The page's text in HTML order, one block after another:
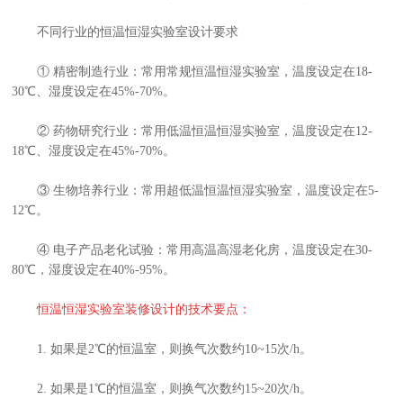
不同行业的恒温恒湿实验室设计要求
① 精密制造行业：常用常规恒温恒湿实验室，温度设定在18-
30℃、湿度设定在45%-70%。
② 药物研究行业：常用低温恒温恒湿实验室，温度设定在12-
18℃、湿度设定在45%-70%。
③ 生物培养行业：常用超低温恒温恒湿实验室，温度设定在5-
12℃。
④ 电子产品老化试验：常用高温高湿老化房，温度设定在30-
80℃，湿度设定在40%-95%。
恒温恒湿实验室装修设计的技术要点：
1. 如果是2℃的恒温室，则换气次数约10~15次/h。
2. 如果是1℃的恒温室，则换气次数约15~20次/h。